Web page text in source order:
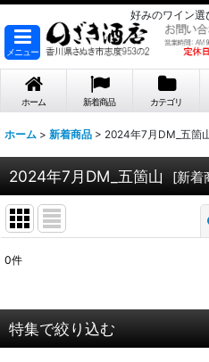
好みのワイン選
メニュー
ホーム 新着商品 カテゴリ
ホーム > 新着商品 > 2024年7月DM_五箇
2024年7月DM_五箇山 [新着
在庫あり
0件
特集で絞り込む